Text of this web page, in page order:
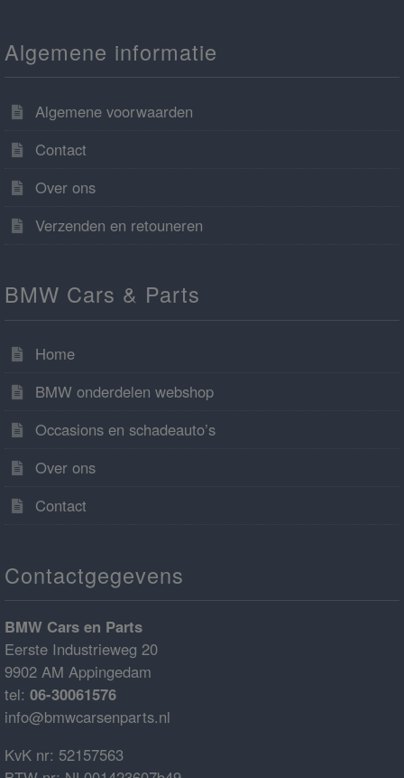
Algemene informatie
Algemene voorwaarden
Contact
Over ons
Verzenden en retouneren
BMW Cars & Parts
Home
BMW onderdelen webshop
Occasions en schadeauto’s
Over ons
Contact
Contactgegevens
BMW Cars en Parts
Eerste Industrieweg 20
9902 AM Appingedam
tel: 06-30061576
info@bmwcarsenparts.nl
KvK nr: 52157563